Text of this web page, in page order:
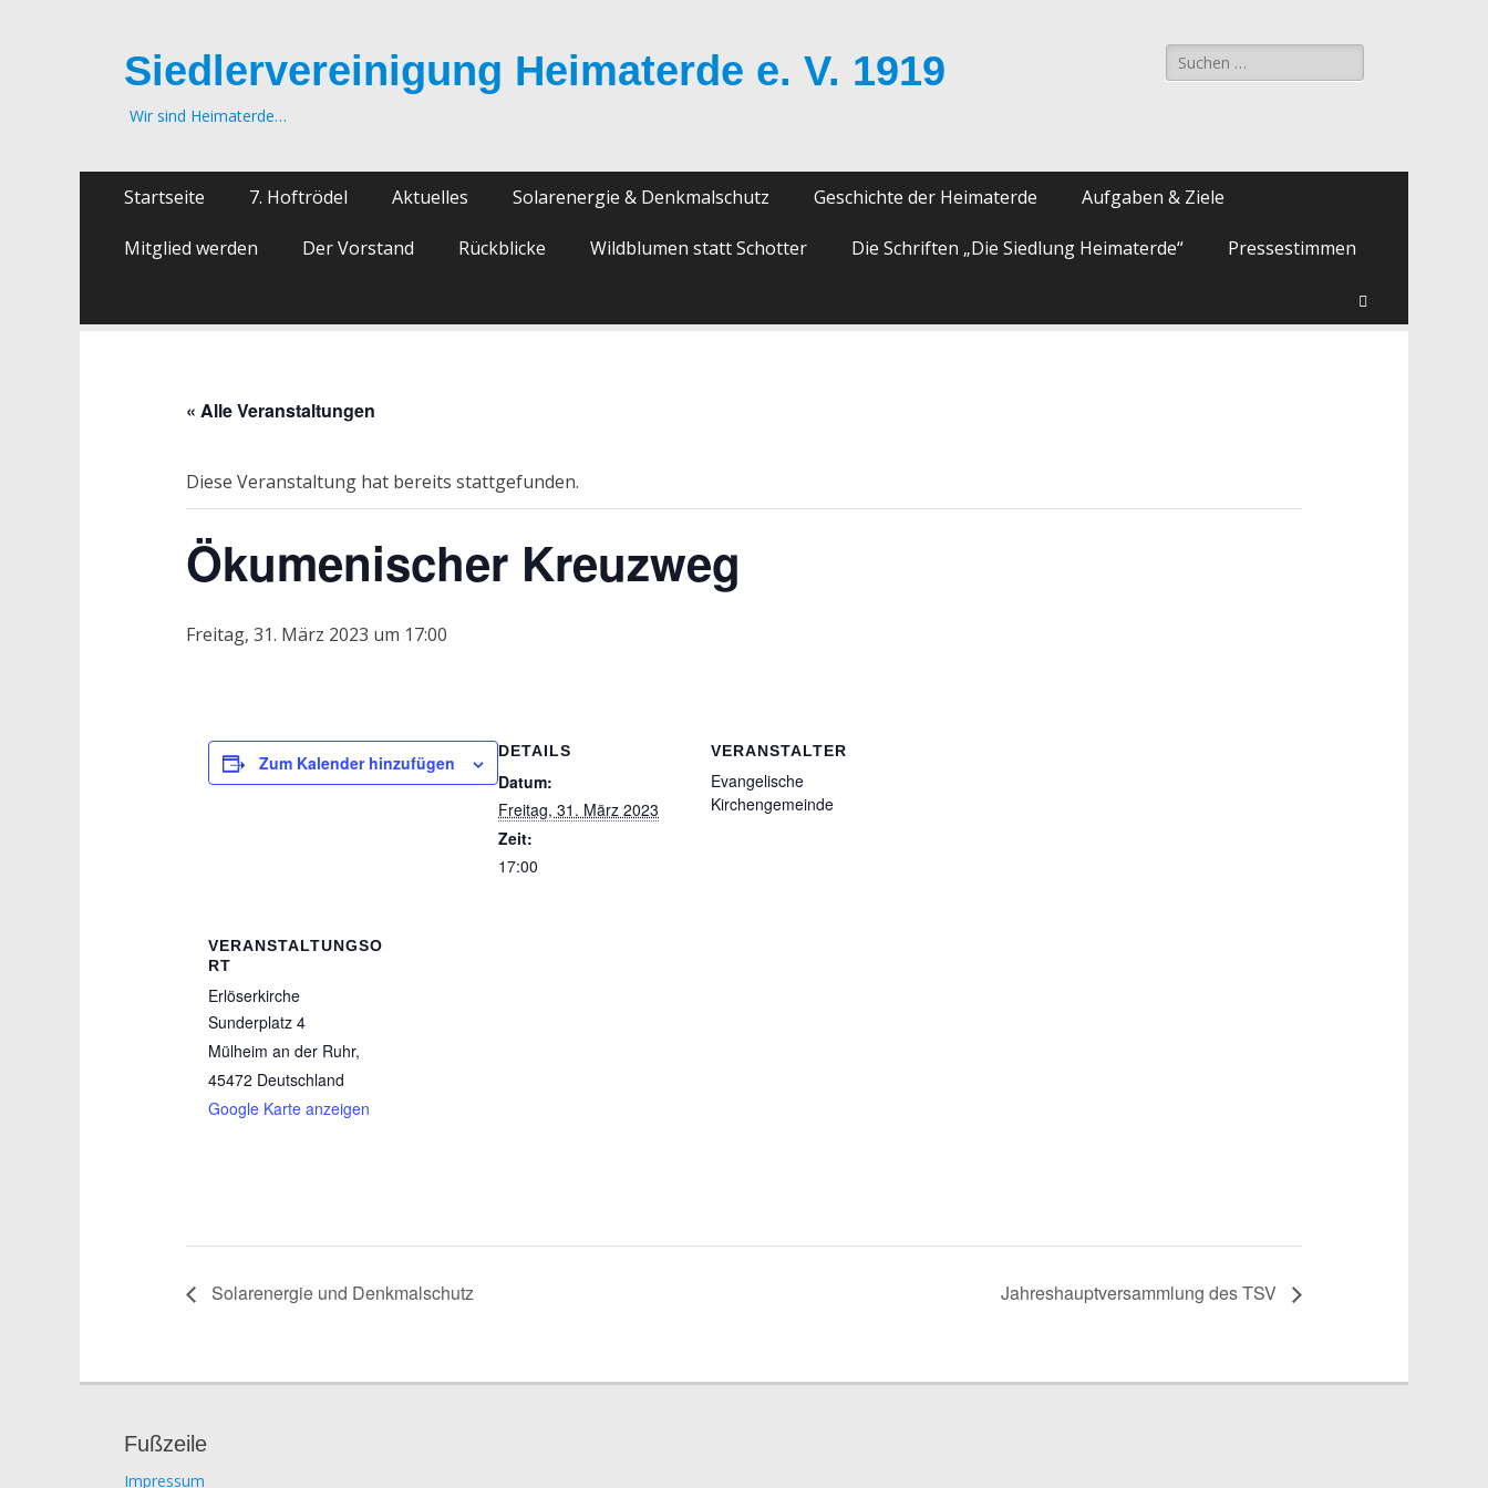
Siedlervereinigung Heimaterde e. V. 1919
Wir sind Heimaterde…
Suche
nach:
Primäres
Inhalt
springen
Startseite 7. Hoftrödel Aktuelles Solarenergie & Denkmalschutz Geschichte der Heimaterde Aufgaben & Ziele
Mitglied werden Der Vorstand Rückblicke Wildblumen statt Schotter Die Schriften „Die Siedlung Heimaterde“ Pressestimmen
« Alle Veranstaltungen
Diese Veranstaltung hat bereits stattgefunden.
Ökumenischer Kreuzweg
Freitag, 31. März 2023 um 17:00
Zum Kalender hinzufügen
DETAILS
Datum:
Freitag, 31. März 2023
Zeit:
17:00
VERANSTALTER
Evangelische
Kirchengemeinde
VERANSTALTUNGSO
RT
Erlöserkirche
Sunderplatz 4
Mülheim an der Ruhr,
45472 Deutschland
Google Karte anzeigen
Solarenergie und Denkmalschutz Jahreshauptversammlung des TSV
Fußzeile
Impressum